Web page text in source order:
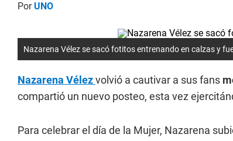
PorUNO
Nazarena Vélez se sacó fotitos entrenando en calzas y
Nazarena Vélezvolvió a cautivar a sus fans
compartió un nuevo posteo, esta vez
Para celebrar el día de la Mujer, Nazarena